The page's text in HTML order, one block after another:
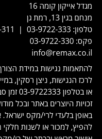
מגדל אייקון קומה 16
מנחם בגין 13, רמת גן
טלפון: 03-9722-333
|
פקס: 03-9722-330
info@remax.co.il
להתאמות נגישות במידת
לרכז הנגישות, ניצן רסקין,
או בטלפון 03-9722333זמן
זכויות היוצרים באתר ובכל
באופן בלעדי לרי/מקס
להפיץ, למכור או לשנות